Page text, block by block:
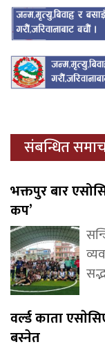
संबन्धित
भक्तपुर बार
कप’
वर्ल्ड काता
बस्नेत